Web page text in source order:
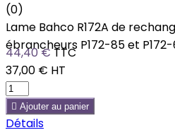
(0)
Lame Bahco R172A de
ébrancheurs P172-85 et P172-
44,40 € TTC
37,00 € HT
 Ajouter au panier
Détails